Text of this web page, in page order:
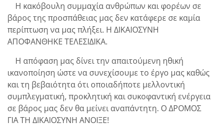
Η κακόβουλη συμμαχία ανθρώπων και φορέων σε
βάρος της προσπάθειας μας δεν κατάφερε σε καμία
περίπτωση να μας πλήξει. Η ΔΙΚΑΙΟΣΥΝΗ
ΑΠΟΦΑΝΘΗΚΕ ΤΕΛΕΣΙΔΙΚΑ.
Η απόφαση μας δίνει την απαιτούμενη ηθική
ικανοποίηση ώστε να συνεχίσουμε το έργο μας καθώς
και τη βεβαιότητα ότι οποιαδήποτε μελλοντική
συμπλεγματική, προκλητική και συκοφαντική ενέργεια
σε βάρος μας δεν θα μείνει αναπάντητη. Ο ΔΡΟΜΟΣ
ΓΙΑ ΤΗ ΔΙΚΑΙΟΣΥΝΗ ΑΝΟΙΞΕ!